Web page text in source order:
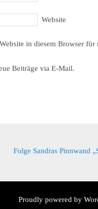
Website
in diesem Browser
Beiträge via E-Mail.
Folge Sandras Pinnwand
Proudly powered by